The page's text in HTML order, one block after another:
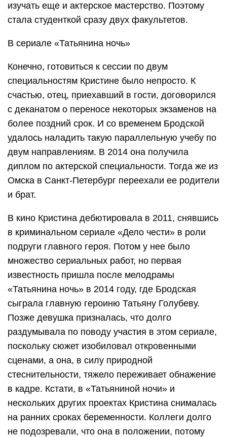
изучать еще и актерское мастерство. Поэтому
стала студенткой сразу двух факультетов.
В сериале «Татьянина ночь»
Конечно, готовиться к сессии по двум
специальностям Кристине было непросто. К
счастью, отец, приехавший в гости, договорился
с деканатом о переносе некоторых экзаменов на
более поздний срок. И со временем Бродской
удалось наладить такую параллельную учебу по
двум направлениям. В 2014 она получила
диплом по актерской специальности. Тогда же из
Омска в Санкт-Петербург переехали ее родители
и брат.
В кино Кристина дебютировала в 2011, снявшись
в криминальном сериале «Дело чести» в роли
подруги главного героя. Потом у нее было
множество сериальных работ, но первая
известность пришла после мелодрамы
«Татьянина ночь» в 2014 году, где Бродская
сыграла главную героиню Татьяну Голубеву.
Позже девушка призналась, что долго
раздумывала по поводу участия в этом сериале,
поскольку сюжет изобиловал откровенными
сценами, а она, в силу природной
стеснительности, тяжело переживает обнажение
в кадре. Кстати, в «Татьяниной ночи» и
нескольких других проектах Кристина снималась
на ранних сроках беременности. Коллеги долго
не подозревали, что она в положении, потому